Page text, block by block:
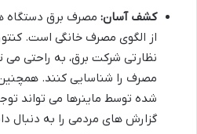
کشف آسان: مصرف برق دستگاه
از الگوی مصرف خانگی است.
نظارتی شرکت برق، به راحتی می
مصرف را شناسایی کنند.
شده توسط ماینرها می تواند
گزارش های مردمی را به دنبال